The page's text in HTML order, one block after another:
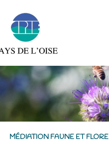
MÉDIATION FAUNE ET FLORE